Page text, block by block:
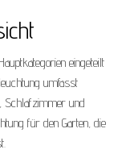
eingeteilt
umfasst
Schlafzimmer und
für den Garten, die